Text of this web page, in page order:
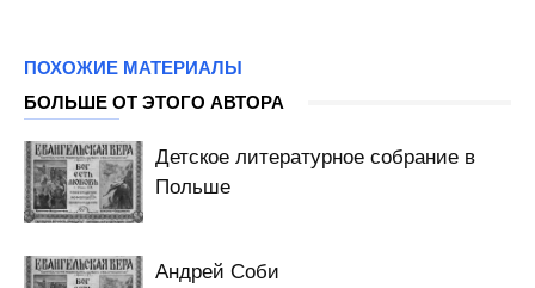
ПОХОЖИЕ МАТЕРИАЛЫ
БОЛЬШЕ ОТ ЭТОГО АВТОРА
Детское литературное собрание в
Польше
Андрей Соби